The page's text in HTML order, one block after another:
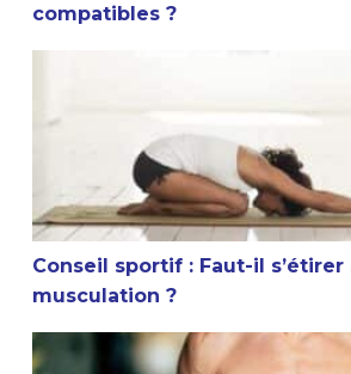
compatibles ?
Conseil sportif : Faut-il s’étirer
Conseil sportif : Faut-il s’étirer
musculation ?
Est-ce que la musculation arrête la